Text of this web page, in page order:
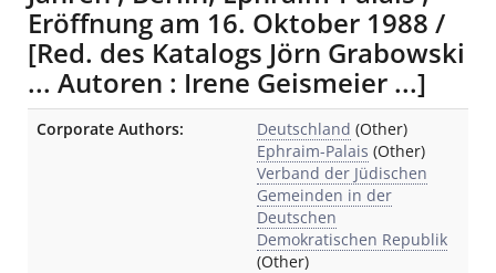
Eröffnung am 16. Oktober 1988 /
[Red. des Katalogs Jörn Grabowski
... Autoren : Irene Geismeier ...]
Bibliographic Details
Corporate Authors: Deutschland (Other)
Ephraim-Palais (Other)
Verband der Jüdischen
Gemeinden in der
Deutschen
Demokratischen Republik
(Other)